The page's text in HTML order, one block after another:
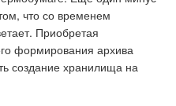
что со временем
Приобретая
формирования архива
создание хранилища на